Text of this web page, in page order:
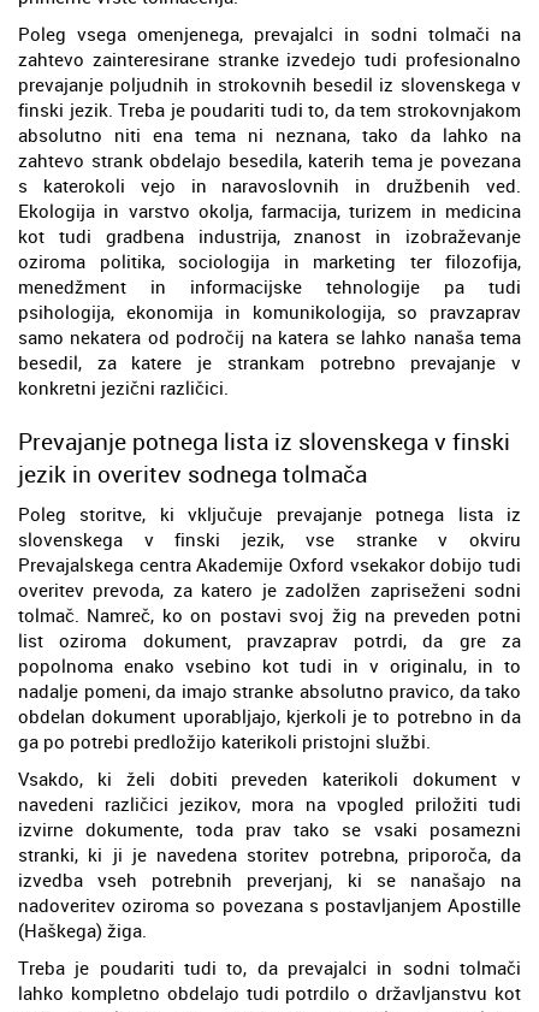
Poleg vsega omenjenega, prevajalci in sodni tolmači na
zahtevo zainteresirane stranke izvedejo tudi profesionalno
prevajanje poljudnih in strokovnih besedil iz slovenskega v
finski jezik. Treba je poudariti tudi to, da tem strokovnjakom
absolutno niti ena tema ni neznana, tako da lahko na
zahtevo strank obdelajo besedila, katerih tema je povezana
s katerokoli vejo in naravoslovnih in družbenih ved.
Ekologija in varstvo okolja, farmacija, turizem in medicina
kot tudi gradbena industrija, znanost in izobraževanje
oziroma politika, sociologija in marketing ter filozofija,
menedžment in informacijske tehnologije pa tudi
psihologija, ekonomija in komunikologija, so pravzaprav
samo nekatera od področij na katera se lahko nanaša tema
besedil, za katere je strankam potrebno prevajanje v
konkretni jezični različici.
Prevajanje potnega lista iz slovenskega v finski
jezik in overitev sodnega tolmača
Poleg storitve, ki vključuje prevajanje potnega lista iz
slovenskega v finski jezik, vse stranke v okviru
Prevajalskega centra Akademije Oxford vsekakor dobijo tudi
overitev prevoda, za katero je zadolžen zapriseženi sodni
tolmač. Namreč, ko on postavi svoj žig na preveden potni
list oziroma dokument, pravzaprav potrdi, da gre za
popolnoma enako vsebino kot tudi in v originalu, in to
nadalje pomeni, da imajo stranke absolutno pravico, da tako
obdelan dokument uporabljajo, kjerkoli je to potrebno in da
ga po potrebi predložijo katerikoli pristojni službi.
Vsakdo, ki želi dobiti preveden katerikoli dokument v
navedeni različici jezikov, mora na vpogled priložiti tudi
izvirne dokumente, toda prav tako se vsaki posamezni
stranki, ki ji je navedena storitev potrebna, priporoča, da
izvedba vseh potrebnih preverjanj, ki se nanašajo na
nadoveritev oziroma so povezana s postavljanjem Apostille
(Haškega) žiga.
Treba je poudariti tudi to, da prevajalci in sodni tolmači
lahko kompletno obdelajo tudi potrdilo o državljanstvu kot